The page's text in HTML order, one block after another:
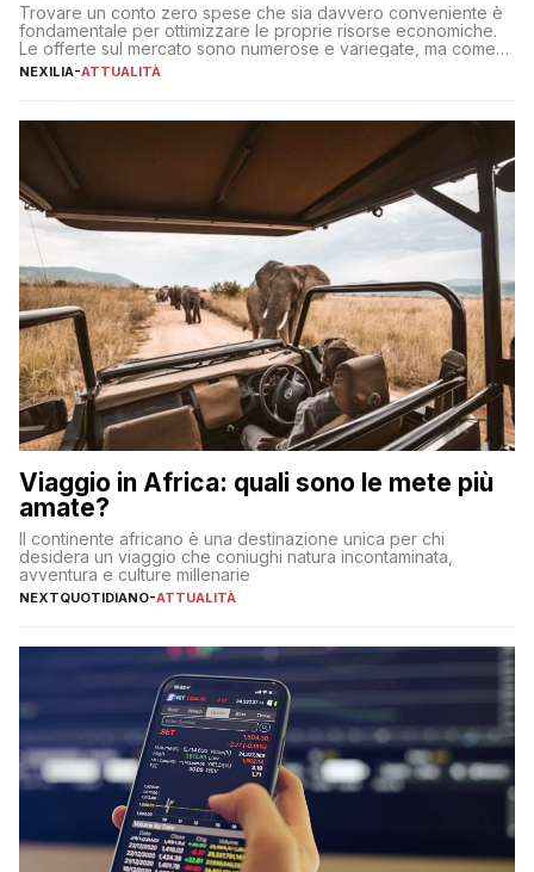
Trovare un conto zero spese che sia davvero conveniente è
fondamentale per ottimizzare le proprie risorse economiche.
Le offerte sul mercato sono numerose e variegate, ma come
individuare quella più adatta alle proprie esigenze senza
sul […]
NEXILIA-ATTUALITÀ
Viaggio in Africa: quali sono le mete più
amate?
Il continente africano è una destinazione unica per chi
desidera un viaggio che coniughi natura incontaminata,
avventura e culture millenarie
NEXTQUOTIDIANO-ATTUALITÀ